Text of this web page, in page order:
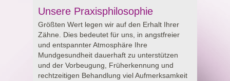
Unsere Praxisphilosophie
Größten Wert legen wir auf den Erhalt Ihrer
Zähne. Dies bedeutet für uns, in angstfreier
und entspannter Atmosphäre Ihre
Mundgesundheit dauerhaft zu unterstützen
und der Vorbeugung, Früherkennung und
rechtzeitigen Behandlung viel Aufmerksamkeit